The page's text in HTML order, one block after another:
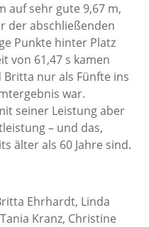
auf sehr gute 9,67 m,
der abschließenden
Punkte hinter Platz
von 61,47 s kamen
Britta nur als Fünfte ins
war.
seiner Leistung aber
– und das,
älter als 60 Jahre sind.
Ehrhardt, Linda
Kranz, Christine